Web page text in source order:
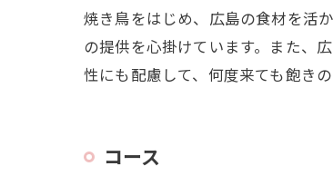
焼き鳥をはじめ、広島の食材を活
の提供を心掛けています。また、
性にも配慮して、何度来ても飽き
コース